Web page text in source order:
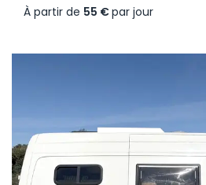
À partir de 55 €par jour